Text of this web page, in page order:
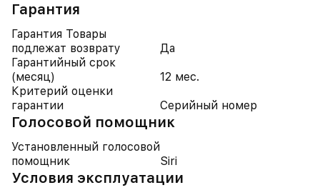
Гарантия
Гарантия Товары
подлежат возврату
Да
Гарантийный срок
(месяц)
12 мес.
Критерий оценки
гарантии
Серийный номер
Голосовой помощник
Установленный голосовой
помощник
Siri
Условия эксплуатации